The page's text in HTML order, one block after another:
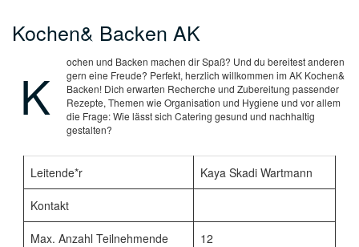
Kochen& Backen AK
K
ochen und Backen machen dir Spaß? Und du bereitest anderen
gern eine Freude? Perfekt, herzlich willkommen im AK Kochen&
Backen! Dich erwarten Recherche und Zubereitung passender
Rezepte, Themen wie Organisation und Hygiene und vor allem
die Frage: Wie lässt sich Catering gesund und nachhaltig
gestalten?
Leitende*r Kaya Skadi Wartmann
Kontakt
Max. Anzahl Teilnehmende 12